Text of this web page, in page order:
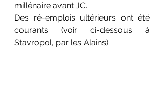
millénaire avant JC.
Des ré-emplois ultérieurs ont été
courants (voir ci-dessous à
Stavropol, par les Alains).